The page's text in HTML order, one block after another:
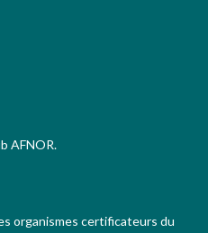
AFNOR.
organismes certificateurs du